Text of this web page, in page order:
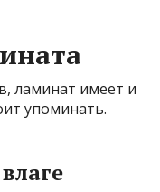
ламинат имеет и
упоминать.